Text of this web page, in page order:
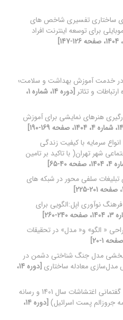
ساختاری تفسیری شاخص های
برای توسعه اینترنت افراد
در خدمت آموزش بهداشت و سلامت؛
و تئاتر
[دوره 14، شماره 1،
هنرهای نمایشی برای آموزش
انواع سرمایه با کیفیت زندگی
شهر تهران( با تاکید بر تامین
تبلیغات سلفی محور در شبکه های
نوآوری اپل:الگویی برای
« الگو» و« مدل» در تحقیقات
مدل جنگ شناختی دشمن در
مدل‌سازی معادله ساختاری
[دوره 14،
دیپلماسی گفتمانی اغتشاشات سال 1401 و رسانه
جروزالم پست اسرائیل)
[دوره 14،